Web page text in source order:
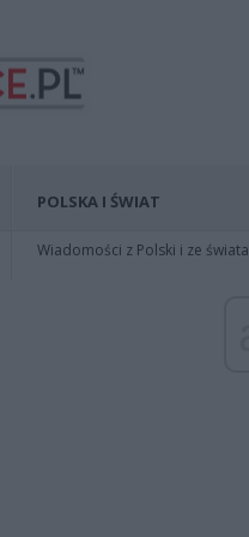
POLSKA I ŚWIAT
Wiadomości z Polski i ze świata